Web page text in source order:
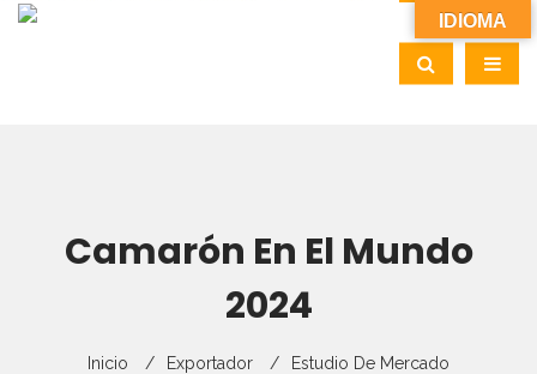
Camarón En El Mundo
2024
Inicio Exportador
Estudio De Mercado
IDIOMA